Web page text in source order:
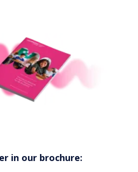
in our brochure: